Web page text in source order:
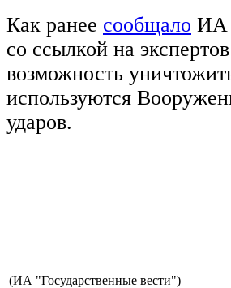
Как ранее сообщало ИА
со ссылкой на
возможность
используются
ударов.
(ИА "Государственные вести")